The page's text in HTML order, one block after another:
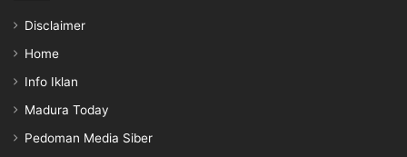
Disclaimer
Home
Info Iklan
Madura Today
Pedoman Media Siber